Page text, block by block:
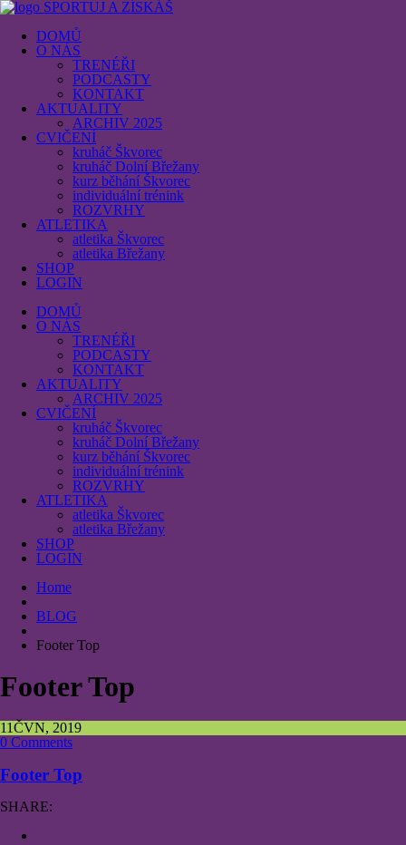
SPORTUJ A ZÍSKÁŠ
DOMŮ
O NÁS
TRENÉŘI
PODCASTY
KONTAKT
AKTUALITY
ARCHIV 2025
CVIČENÍ
kruháč Škvorec
kruháč Dolní Břežany
kurz běhání Škvorec
individuální trénink
ROZVRHY
ATLETIKA
atletika Škvorec
atletika Břežany
SHOP
LOGIN
DOMŮ
O NÁS
TRENÉŘI
PODCASTY
KONTAKT
AKTUALITY
ARCHIV 2025
CVIČENÍ
kruháč Škvorec
kruháč Dolní Břežany
kurz běhání Škvorec
individuální trénink
ROZVRHY
ATLETIKA
atletika Škvorec
atletika Břežany
SHOP
LOGIN
Home
BLOG
Footer Top
Footer Top
11ČVN, 2019
0 Comments
Footer Top
SHARE: